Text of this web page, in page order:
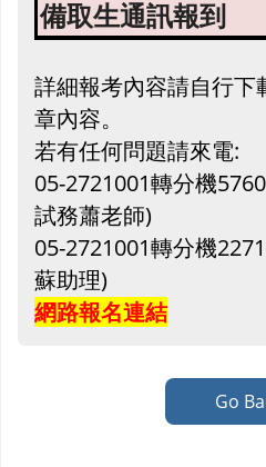
備取生通訊報到
詳細報考內容請自行下
章內容。
若有任何問題請來電:
05-2721001轉分機
試務蕭老師)
05-2721001轉分機
蘇助理)
網路報名連結
Go